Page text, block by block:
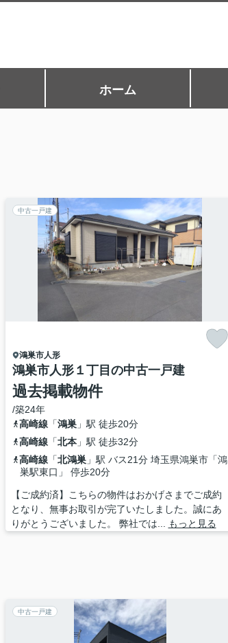
ホーム
中古一戸建
鴻巣市人形
鴻巣市人形１丁目の中古一戸建
過去掲載物件
/築24年
高崎線「鴻巣」駅 徒歩20分
高崎線「北本」駅 徒歩32分
高崎線「北鴻巣」駅 バス21分 埼玉県鴻巣市「鴻
巣駅東口」 停歩20分
【ご成約済】こちらの物件はおかげさまでご成約
となり、無事お取引が完了いたしました。誠にあ
りがとうございました。 弊社では...
もっと見る
中古一戸建